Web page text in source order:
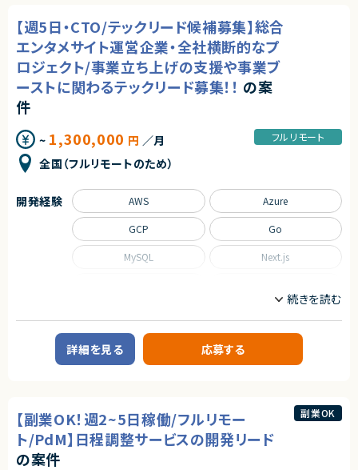
【週5日・CTO/テックリード候補募集】総合
エンタメサイト運営企業・全社横断的なプ
ロジェクト/事業立ち上げの支援や事業ブ
ーストに関わるテックリード募集！！ の案
件
~ 1,300,000 円 ／月
全国（フルリモートのため）
フルリモート
CTO/VPoE/テックリード
インフラエンジニア/SRE
■事業概要
事業部を横断した開発の支援を行う部署です。
事業立ち上げの支援や事業ブーストするための横断支援を行います。
一つのサービスだけじゃなく、様々なサービスと関わり事業をブーストするた
開発経験 AWS Azure
GCP Go
MySQL Next.js
詳細を見る 応募する
【副業OK！週2~5日稼働/フルリモー
ト/PdM】日程調整サービスの開発リード
の案件
副業OK